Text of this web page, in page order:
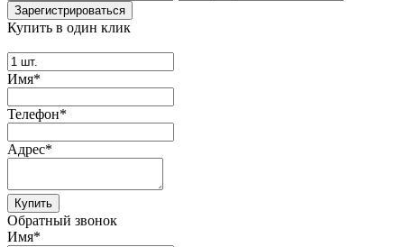
Купить в один клик
Имя*
Телефон*
Адрес*
Купить
Обратный звонок
Имя*